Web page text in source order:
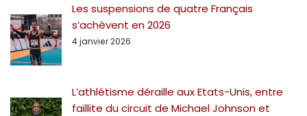
Les suspensions de quatre Français
s’achèvent en 2026
4 janvier 2026
L’athlétisme déraille aux Etats-Unis, entre
faillite du circuit de Michael Johnson et